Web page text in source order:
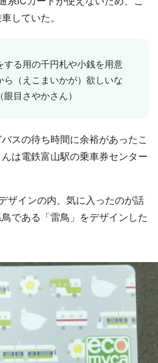
していた。
する用の千円札や小銭を用意
ら（えこまいかが）欲しいな
目さやかさん）
スの待ち時間に余裕があったこ
は電鉄富山駅の乗車券センター
ザインの内、気に入ったのが話
である「雷鳥」をデザインした